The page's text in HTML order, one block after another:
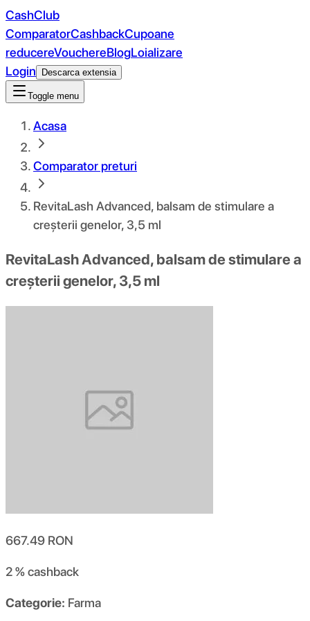
CashClub
ComparatorCashbackCupoane
reducereVouchereBlogLoializare
Login
Descarca extensia
Toggle menu
Acasa
Comparator preturi
RevitaLash Advanced, balsam de stimulare a
creșterii genelor, 3,5 ml
RevitaLash Advanced, balsam de stimulare a
creșterii genelor, 3,5 ml
667.49 RON
2 %cashback
Categorie: Farma